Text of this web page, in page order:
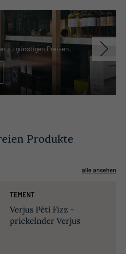
zu günstigen Preisen.
Produkte
alle ansehen
TEMENT
Verjus Péti Fizz -
prickelnder Verjus